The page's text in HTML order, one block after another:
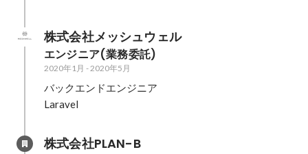
株式会社メッシュウェル
エンジニア(業務委託)
2020年1月 -2020年5月
バックエンドエンジニア
Laravel
株式会社PLAN-B